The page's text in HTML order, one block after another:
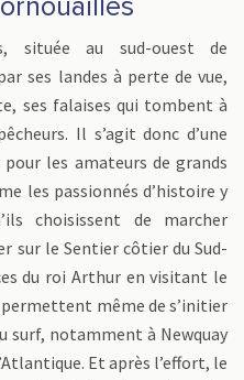
située au sud-ouest de
ses landes à perte de vue,
ses falaises qui tombent à
Il s’agit donc d’une
les amateurs de grands
les passionnés d’histoire y
choisissent de marcher
sur le Sentier côtier du Sud-
du roi Arthur en visitant le
même de s’initier
surf, notamment à Newquay
Et après l’effort, le